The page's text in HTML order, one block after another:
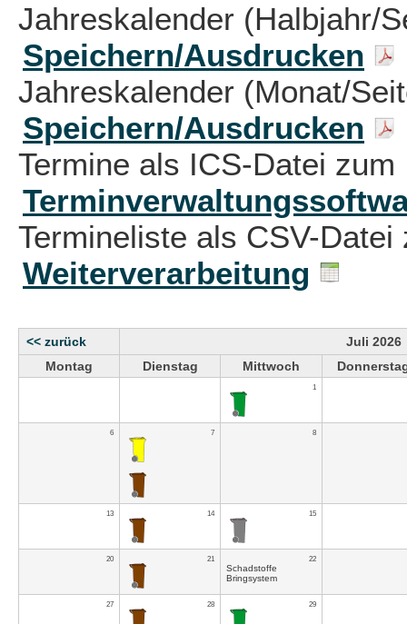
Jahreskalender (Halbjahr/
Speichern/Ausdrucken
Jahreskalender (Monat/
Speichern/Ausdrucken
Termine als ICS-Datei zum
Termineliste als CSV-
Weiterverarbeitung
<< zurück
Juli 2026
Montag
Dienstag Mittwoch
1
6 7 8
13 14 15
20 21 22
Schadstoffe
Bringsystem
27 28 29